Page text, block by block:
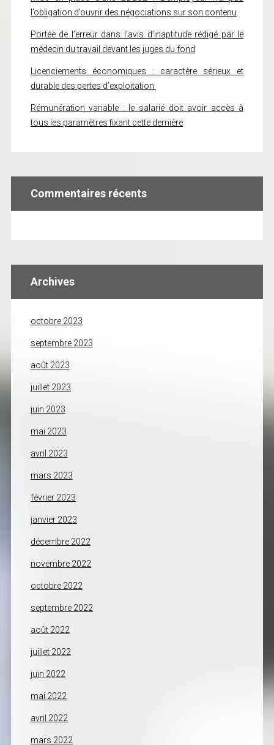
l’obligation d’ouvrir des négociations sur son contenu
Portée de l’erreur dans l’avis d’inaptitude rédigé par le
médecin du travail devant les juges du fond
Licenciements économiques : caractère sérieux et
durable des pertes d’exploitation
Rémunération variable : le salarié doit avoir accès à
tous les paramètres fixant cette dernière
Commentaires récents
Archives
octobre 2023
septembre 2023
août 2023
juillet 2023
juin 2023
mai 2023
avril 2023
mars 2023
février 2023
janvier 2023
décembre 2022
novembre 2022
octobre 2022
septembre 2022
août 2022
juillet 2022
juin 2022
mai 2022
avril 2022
mars 2022